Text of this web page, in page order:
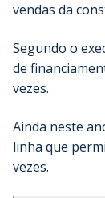
vendas da
Segundo o
de
vezes.
Ainda neste
linha que
vezes.